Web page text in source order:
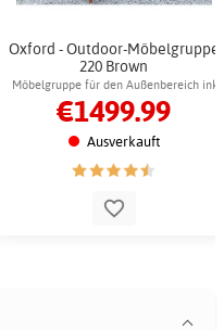
Oxford - Outdoor-Möbelgruppe
220 Brown
Möbelgruppe für den Außenbereich inkl.
6 Stühle
€1499.99
Ausverkauft